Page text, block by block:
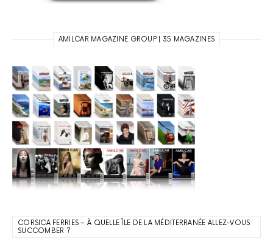
AMILCAR MAGAZINE GROUP | 35 MAGAZINES
CORSICA FERRIES – À QUELLE ÎLE DE LA MÉDITERRANÉE ALLEZ-VOUS
SUCCOMBER ?